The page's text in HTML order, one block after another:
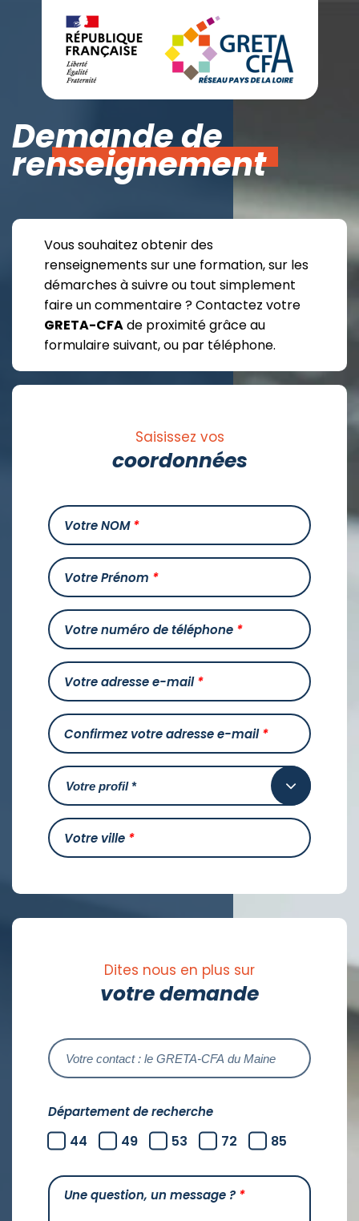
Demande de
renseignement
Vous souhaitez obtenir des
renseignements sur une formation, sur les
démarches à suivre ou tout simplement
faire un commentaire ? Contactez votre
GRETA-CFAde proximité grâce au
formulaire suivant, ou par téléphone.
Saisissez vos
coordonnées
Votre NOM*
Votre Prénom *
Votre numéro de téléphone *
Votre adresse e-mail*
Confirmez votre adresse e-mail*
Votre ville *
Dites nous en plus sur
votre demande
Département de recherche
44 49 53 72 85
Une question, un message ? *